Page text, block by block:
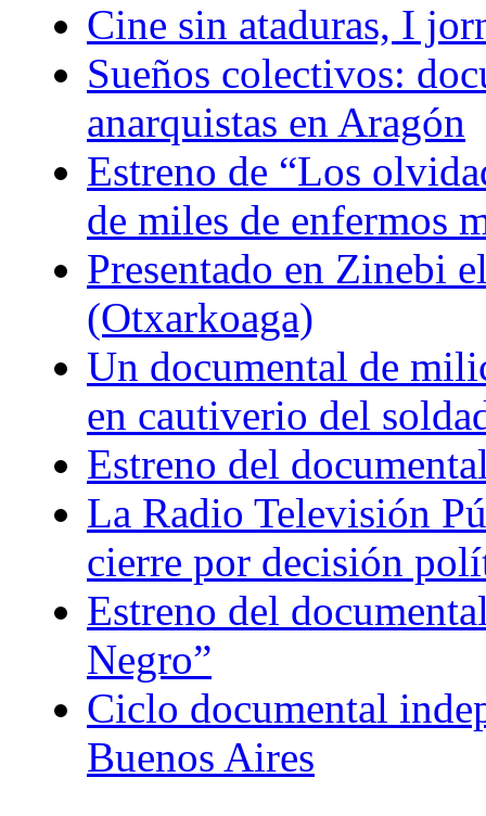
Cine sin ataduras, I
Sueños colectivos:
anarquistas en Aragón
Estreno de “Los
de miles de enfermos
Presentado en Zinebi
(Otxarkoaga)
Un documental de
en cautiverio del
Estreno del
La Radio Televisión
cierre por decisión
Estreno del
Negro”
Ciclo documental
Buenos Aires